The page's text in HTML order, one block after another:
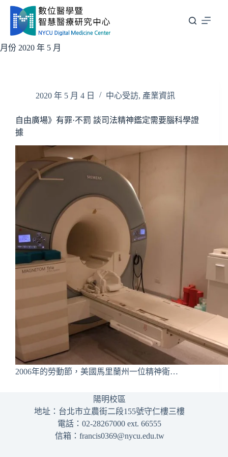
要
月份 2020 年 5 月
2020 年 5 月 4 日 中心受訪, 產業資訊
自由廣場》有罪·不罰 談司法精神鑑定需要腦科學證
據
2006年的勞動節，美國馬里蘭州一位精神衛…
陽明校區
地址：台北市立農街二段155號守仁樓三樓
電話：02-28267000 ext. 66555
信箱：francis0369@nycu.edu.tw